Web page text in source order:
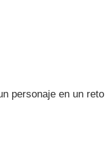
personaje en un reto